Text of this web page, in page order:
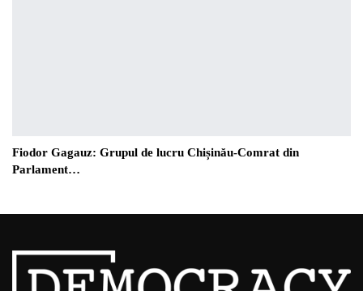
Fiodor Gagauz: Grupul de lucru Chișinău-Comrat din
Parlament…